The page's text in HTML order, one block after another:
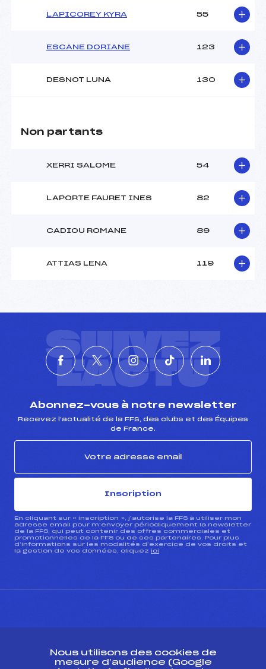
LAPICOREY KYRA 55
ESCANE DORIANE 123
DESNOT LUNA 130
Non partants
XERRI SALOME 54
LAPORTE FAURET INES 82
CADIOU ROMANE 89
ATTIAS LENA 119
SUIVEZ
L'ACTU
Abonnez-vous à notre newsletter
Recevez l’actualité de la FFS, des clubs et des Équipes
de France.
Inscription
En cliquant sur « inscription », j’autorise la FFS à utiliser mon
adresse email pour m’envoyer périodiquement la newsletter
de la FFS, qui peut contenir des offres commerciales et
promotionnelles de la FFS ou de ses partenaires. Pour plus
d’informations sur les modalités d’exercice de vos droits et
la gestion de vos données, cliquez ici
Nous utilisons des cookies de
mesure d’audience (Google